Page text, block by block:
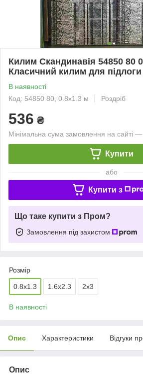
Килим Скандинавія 54850 80
Класичний килим для підлоги
В наявності
Код: 54850 80, 0.8х1.3 м
Роздріб
536 ₴
Мінімальна сума замовлення на сайті
Купити
або
Купити з
Що таке купити з Пром?
Замовлення під захистом
Розмір
0.8х1.3 1.6х2.3 2х3
В наявності
Опис Характеристики Відгуки
Опис